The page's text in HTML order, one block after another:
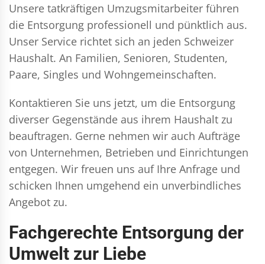
Unsere tatkräftigen Umzugsmitarbeiter führen
die Entsorgung professionell und pünktlich aus.
Unser Service richtet sich an jeden Schweizer
Haushalt. An Familien, Senioren, Studenten,
Paare, Singles und Wohngemeinschaften.
Kontaktieren Sie uns jetzt, um die Entsorgung
diverser Gegenstände aus ihrem Haushalt zu
beauftragen. Gerne nehmen wir auch Aufträge
von Unternehmen, Betrieben und Einrichtungen
entgegen. Wir freuen uns auf Ihre Anfrage und
schicken Ihnen umgehend ein unverbindliches
Angebot zu.
Fachgerechte Entsorgung der
Umwelt zur Liebe